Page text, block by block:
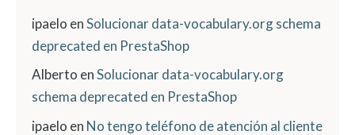
ipaelo enSolucionar data-vocabulary.org schema
deprecated en PrestaShop
Alberto enSolucionar data-vocabulary.org
schema deprecated en PrestaShop
ipaelo en No tengo teléfono de atención al cliente